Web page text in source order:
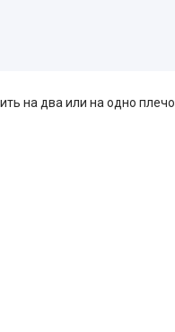
на два или на одно плечо.